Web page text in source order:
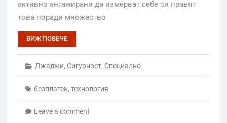
активно ангажирани да измерват себе си правят
това поради множество
ВИЖ ПОВЕЧЕ
Джаджи, Сигурност, Специално
безплатен, технология
Leave a comment